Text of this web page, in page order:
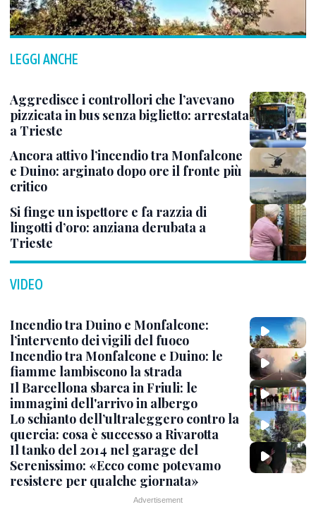
LEGGI ANCHE
Aggredisce i controllori che l’avevano
pizzicata in bus senza biglietto: arrestata
a Trieste
Ancora attivo l’incendio tra Monfalcone
e Duino: arginato dopo ore il fronte più
critico
Si finge un ispettore e fa razzia di
lingotti d’oro: anziana derubata a
Trieste
VIDEO
Incendio tra Duino e Monfalcone:
l’intervento dei vigili del fuoco
Incendio tra Monfalcone e Duino: le
fiamme lambiscono la strada
Il Barcellona sbarca in Friuli: le
immagini dell'arrivo in albergo
Lo schianto dell’ultraleggero contro la
quercia: cosa è successo a Rivarotta
Il tanko del 2014 nel garage del
Serenissimo: «Ecco come potevamo
resistere per qualche giornata»